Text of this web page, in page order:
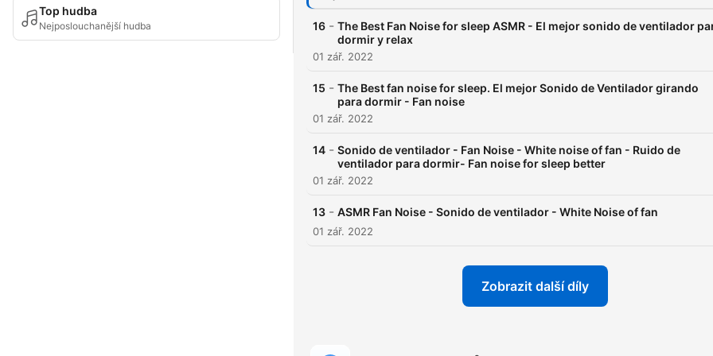
Top hudba
Nejposlouchanější hudba 16 - The Best Fan Noise for sleep ASMR - El mejor sonido de ventilador
dormir y relax
01 zář. 2022
15 - The Best fan noise for sleep. El mejor Sonido de Ventilador girando
para dormir - Fan noise
01 zář. 2022
14 - Sonido de ventilador - Fan Noise - White noise of fan - Ruido de
ventilador para dormir- Fan noise for sleep better
01 zář. 2022
13 - ASMR Fan Noise - Sonido de ventilador - White Noise of fan
01 zář. 2022
Zobrazit další díly